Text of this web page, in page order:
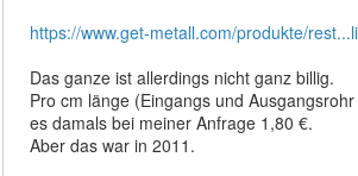
https://www.get-metall.com/produkte/
Das ganze ist allerdings nicht ganz billig.
Pro cm länge (Eingangs und
es damals bei meiner Anfrage 1,80 €.
Aber das war in 2011.